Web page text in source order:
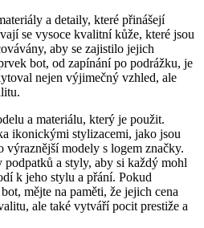
a detaily, které přinášejí
se vysoce ⁢kvalitní kůže, které jsou
aby se zajistilo⁤ jejich
bot, od‌ zapínání ​po podrážku, je
nejen výjimečný vzhled,⁤ ale‍
⁢a materiálu, který je použit.
ikonickými stylizacemi, jako jsou
⁣výraznější modely s logem značky.
⁣a styly, aby si každý mohl
k jeho stylu ‍a přání. ​Pokud
mějte na paměti, že jejich cena
ale také vytváří pocit prestiže a